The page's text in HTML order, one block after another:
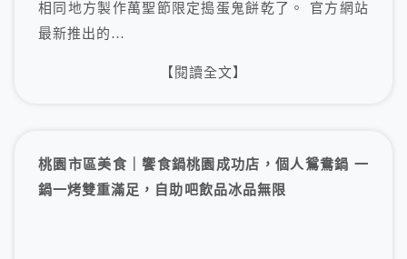
相同地方製作萬聖節限定搗蛋鬼餅乾了。 官方網站
最新推出的…
【閱讀全文】
桃園市區美食｜饗食鍋桃園成功店，個人鴛鴦鍋 一
鍋一烤雙重滿足，自助吧飲品冰品無限